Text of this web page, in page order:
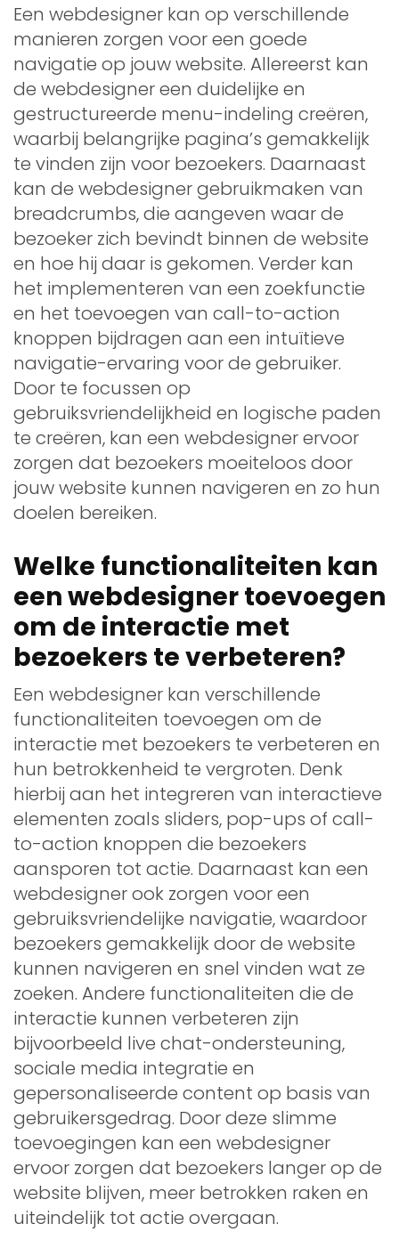
Een webdesigner kan op verschillende
manieren zorgen voor een goede
navigatie op jouw website. Allereerst kan
de webdesigner een duidelijke en
gestructureerde menu-indeling creëren,
waarbij belangrijke pagina’s gemakkelijk
te vinden zijn voor bezoekers. Daarnaast
kan de webdesigner gebruikmaken van
breadcrumbs, die aangeven waar de
bezoeker zich bevindt binnen de website
en hoe hij daar is gekomen. Verder kan
het implementeren van een zoekfunctie
en het toevoegen van call-to-action
knoppen bijdragen aan een intuïtieve
navigatie-ervaring voor de gebruiker.
Door te focussen op
gebruiksvriendelijkheid en logische paden
te creëren, kan een webdesigner ervoor
zorgen dat bezoekers moeiteloos door
jouw website kunnen navigeren en zo hun
doelen bereiken.
Welke functionaliteiten kan
een webdesigner toevoegen
om de interactie met
bezoekers te verbeteren?
Een webdesigner kan verschillende
functionaliteiten toevoegen om de
interactie met bezoekers te verbeteren en
hun betrokkenheid te vergroten. Denk
hierbij aan het integreren van interactieve
elementen zoals sliders, pop-ups of call-
to-action knoppen die bezoekers
aansporen tot actie. Daarnaast kan een
webdesigner ook zorgen voor een
gebruiksvriendelijke navigatie, waardoor
bezoekers gemakkelijk door de website
kunnen navigeren en snel vinden wat ze
zoeken. Andere functionaliteiten die de
interactie kunnen verbeteren zijn
bijvoorbeeld live chat-ondersteuning,
sociale media integratie en
gepersonaliseerde content op basis van
gebruikersgedrag. Door deze slimme
toevoegingen kan een webdesigner
ervoor zorgen dat bezoekers langer op de
website blijven, meer betrokken raken en
uiteindelijk tot actie overgaan.